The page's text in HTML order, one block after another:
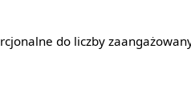
do liczby